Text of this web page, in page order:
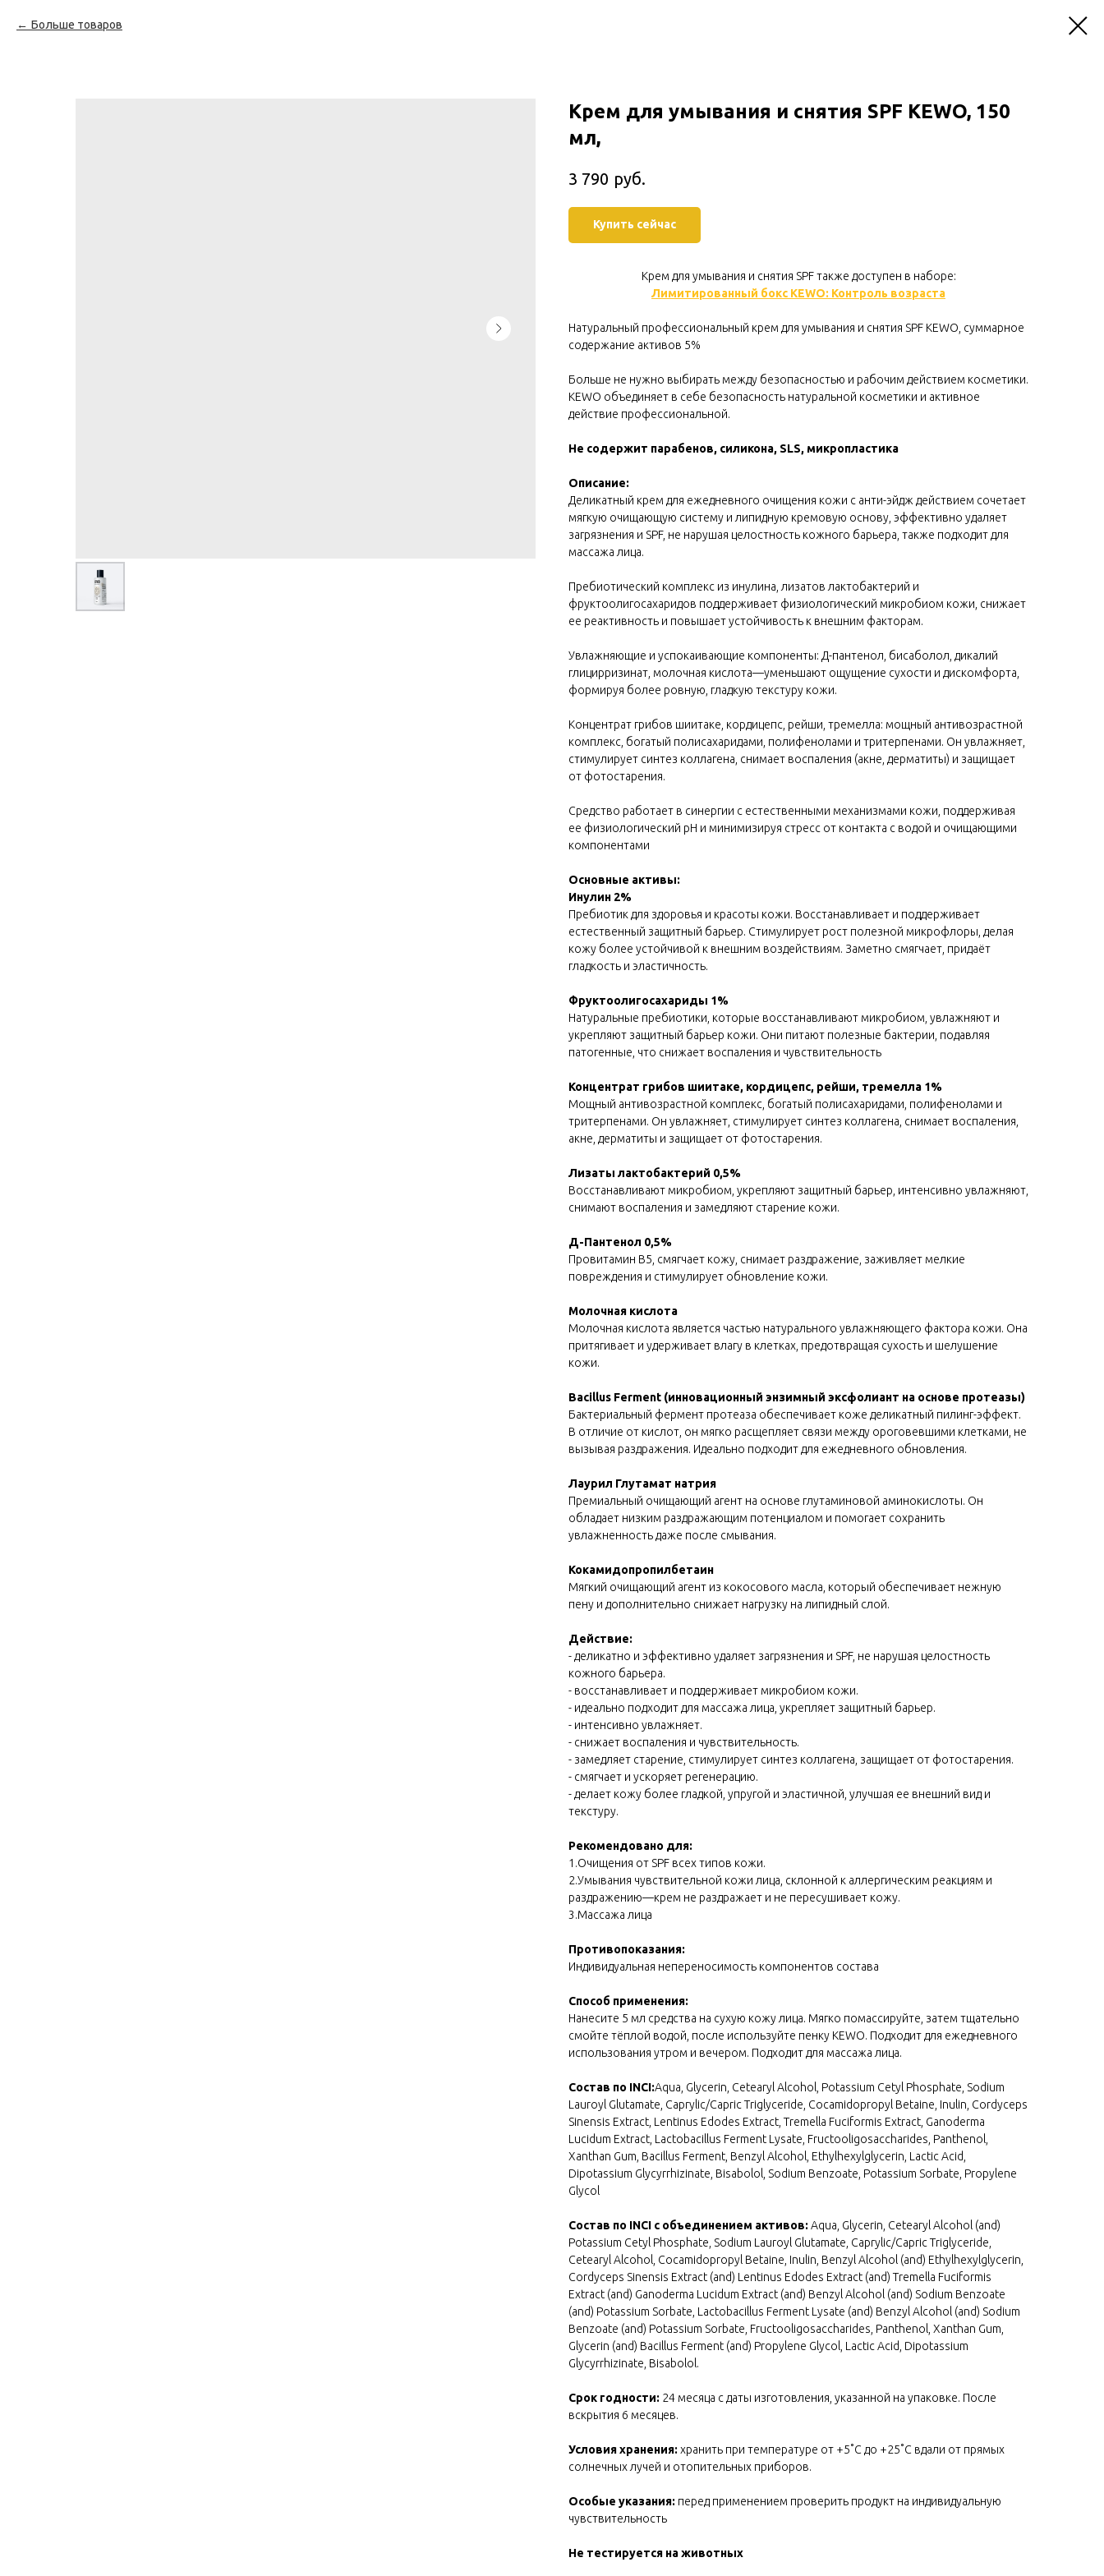
Больше товаров
Крем для умывания и снятия SPF KEWO, 150
мл,
3 790 руб.
Купить сейчас
Крем для умывания и снятия SPF также доступен в наборе:
Лимитированный бокс KEWO: Контроль возраста
Натуральный профессиональный крем для умывания и снятия SPF KEWO, суммарное
содержание активов 5%
Больше не нужно выбирать между безопасностью и рабочим действием косметики.
KEWO объединяет в себе безопасность натуральной косметики и активное
действие профессиональной.
Не содержит парабенов, силикона, SLS, микропластика
Описание:
Деликатный крем для ежедневного очищения кожи с анти-эйдж действием сочетает
мягкую очищающую систему и липидную кремовую основу, эффективно удаляет
загрязнения и SPF, не нарушая целостность кожного барьера, также подходит для
массажа лица.
Пребиотический комплекс из инулина, лизатов лактобактерий и
фруктоолигосахаридов поддерживает физиологический микробиом кожи, снижает
ее реактивность и повышает устойчивость к внешним факторам.
Увлажняющие и успокаивающие компоненты: Д-пантенол, бисаболол, дикалий
глицирризинат, молочная кислота—уменьшают ощущение сухости и дискомфорта,
формируя более ровную, гладкую текстуру кожи.
Концентрат грибов шиитаке, кордицепс, рейши, тремелла: мощный антивозрастной
комплекс, богатый полисахаридами, полифенолами и тритерпенами. Он увлажняет,
стимулирует синтез коллагена, снимает воспаления (акне, дерматиты) и защищает
от фотостарения.
Средство работает в синергии с естественными механизмами кожи, поддерживая
ее физиологический pH и минимизируя стресс от контакта с водой и очищающими
компонентами
Основные активы:
Инулин 2%
Пребиотик для здоровья и красоты кожи. Восстанавливает и поддерживает
естественный защитный барьер. Стимулирует рост полезной микрофлоры, делая
кожу более устойчивой к внешним воздействиям. Заметно смягчает, придаёт
гладкость и эластичность.
Фруктоолигосахариды 1%
Натуральные пребиотики, которые восстанавливают микробиом, увлажняют и
укрепляют защитный барьер кожи. Они питают полезные бактерии, подавляя
патогенные, что снижает воспаления и чувствительность
Концентрат грибов шиитаке, кордицепс, рейши, тремелла 1%
Мощный антивозрастной комплекс, богатый полисахаридами, полифенолами и
тритерпенами. Он увлажняет, стимулирует синтез коллагена, снимает воспаления,
акне, дерматиты и защищает от фотостарения.
Лизаты лактобактерий 0,5%
Восстанавливают микробиом, укрепляют защитный барьер, интенсивно увлажняют,
снимают воспаления и замедляют старение кожи.
Д-Пантенол 0,5%
Провитамин В5, смягчает кожу, снимает раздражение, заживляет мелкие
повреждения и стимулирует обновление кожи.
Молочная кислота
Молочная кислота является частью натурального увлажняющего фактора кожи. Она
притягивает и удерживает влагу в клетках, предотвращая сухость и шелушение
кожи.
Bacillus Ferment (инновационный энзимный эксфолиант на основе протеазы)
Бактериальный фермент протеаза обеспечивает коже деликатный пилинг-эффект.
В отличие от кислот, он мягко расщепляет связи между ороговевшими клетками, не
вызывая раздражения. Идеально подходит для ежедневного обновления.
Лаурил Глутамат натрия
Премиальный очищающий агент на основе глутаминовой аминокислоты. Он
обладает низким раздражающим потенциалом и помогает сохранить
увлажненность даже после смывания.
Кокамидопропилбетаин
Мягкий очищающий агент из кокосового масла, который обеспечивает нежную
пену и дополнительно снижает нагрузку на липидный слой.
Действие:
- деликатно и эффективно удаляет загрязнения и SPF, не нарушая целостность
кожного барьера.
- восстанавливает и поддерживает микробиом кожи.
- идеально подходит для массажа лица, укрепляет защитный барьер.
- интенсивно увлажняет.
- снижает воспаления и чувствительность.
- замедляет старение, стимулирует синтез коллагена, защищает от фотостарения.
- смягчает и ускоряет регенерацию.
- делает кожу более гладкой, упругой и эластичной, улучшая ее внешний вид и
текстуру.
Рекомендовано для:
1.Очищения от SPF всех типов кожи.
2.Умывания чувствительной кожи лица, склонной к аллергическим реакциям и
раздражению—крем не раздражает и не пересушивает кожу.
3.Массажа лица
Противопоказания:
Индивидуальная непереносимость компонентов состава
Способ применения:
Нанесите 5 мл средства на сухую кожу лица. Мягко помассируйте, затем тщательно
смойте тёплой водой, после используйте пенку KEWO. Подходит для ежедневного
использования утром и вечером. Подходит для массажа лица.
Состав по INCI:Aqua, Glycerin, Cetearyl Alcohol, Potassium Cetyl Phosphate, Sodium
Lauroyl Glutamate, Caprylic/Capric Triglyceride, Cocamidopropyl Betaine, Inulin, Cordyceps
Sinensis Extract, Lentinus Edodes Extract, Tremella Fuciformis Extract, Ganoderma
Lucidum Extract, Lactobacillus Ferment Lysate, Fructooligosaccharides, Panthenol,
Xanthan Gum, Bacillus Ferment, Benzyl Alcohol, Ethylhexylglycerin, Lactic Acid,
Dipotassium Glycyrrhizinate, Bisabolol, Sodium Benzoate, Potassium Sorbate, Propylene
Glycol
Состав по INCI с объединением активов: Aqua, Glycerin, Cetearyl Alcohol (and)
Potassium Cetyl Phosphate, Sodium Lauroyl Glutamate, Caprylic/Capric Triglyceride,
Cetearyl Alcohol, Cocamidopropyl Betaine, Inulin, Benzyl Alcohol (and) Ethylhexylglycerin,
Cordyceps Sinensis Extract (and) Lentinus Edodes Extract (and) Tremella Fuciformis
Extract (and) Ganoderma Lucidum Extract (and) Benzyl Alcohol (and) Sodium Benzoate
(and) Potassium Sorbate, Lactobacillus Ferment Lysate (and) Benzyl Alcohol (and) Sodium
Benzoate (and) Potassium Sorbate, Fructooligosaccharides, Panthenol, Xanthan Gum,
Glycerin (and) Bacillus Ferment (and) Propylene Glycol, Lactic Acid, Dipotassium
Glycyrrhizinate, Bisabolol.
Срок годности: 24 месяца с даты изготовления, указанной на упаковке. После
вскрытия 6 месяцев.
Условия хранения: хранить при температуре от +5˚С до +25˚С вдали от прямых
солнечных лучей и отопительных приборов.
Особые указания: перед применением проверить продукт на индивидуальную
чувствительность
Не тестируется на животных